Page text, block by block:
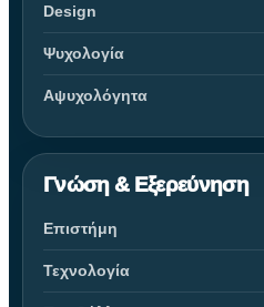
Design
Ψυχολογία
Αψυχολόγητα
Γνώση & Εξερεύνηση
Επιστήμη
Τεχνολογία